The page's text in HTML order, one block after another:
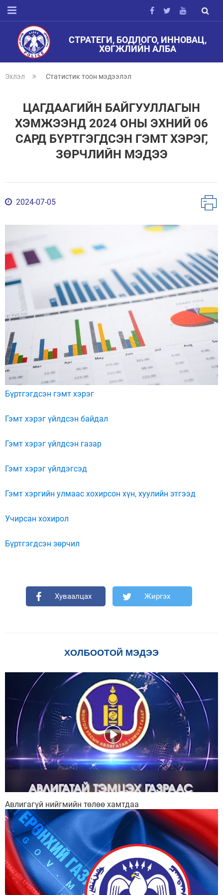
СТРАТЕГИ, БОДЛОГО, ИННОВАЦ,
ХӨГЖЛИЙН АЛБА
Эхлэл Статистик тоон мэдээлэл
ЦАГДААГИЙН БАЙГУУЛЛАГЫН
ХЭМЖЭЭНД 2024 ОНЫ ЭХНИЙ 06
САРД БҮРТГЭГДСЭН ГЭМТ ХЭРЭГ,
ЗӨРЧЛИЙН МЭДЭЭ
2024-07-05
Бүртгэгдсэн гэмт хэрэг
Гэмт хэрэг үйлдсэн байдал
Гэмт хэрэг үйлдсэн газар
Гэмт хэрэг үйлдэгсэд
Гэмт хэргийн улмаас хохирсон хүн, хуулийн этгээд
Учирсан хохирол
Бүртгэгдсэн зөрчил
Хуваалцах Жиргэх
ХОЛБООТОЙ МЭДЭЭ
Авлигагүй нийгмийн төлөө хамтдаа